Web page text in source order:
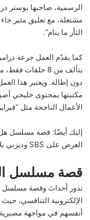
الرسمية، صاحبها بوستر
مشتعلة، مع تعليق مثير
الثأر ما ينام”.
كما يقدّم العمل جرعة
يتألف من 8
دون إطالة. ويعتبر هذا
مكتبتها بمحتوى خليجي
الأعمال الناجحة مثل
إليك أيضًا: قصة مسلسل هل
العرض على SBS وديزني بلاس
قصة مسلسل
تدور أحداث وقصة مسلسل
الإلكترونية التنافسي،
أنفسهم في مواجهة